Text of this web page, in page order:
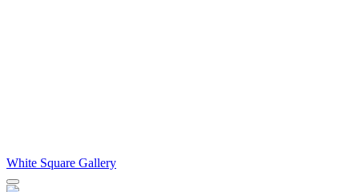
White Square Gallery